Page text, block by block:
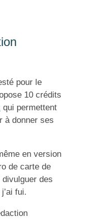
pour le
10 crédits
qui permettent
à donner ses
en version
de carte de
des
fui.